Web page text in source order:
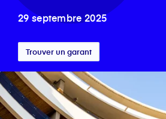
29 septembre 2025
Trouver un garant